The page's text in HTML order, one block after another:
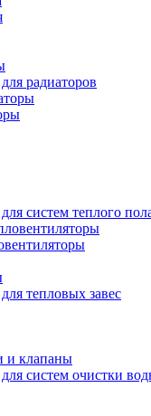
радиаторов
систем теплого
тепловых завес
и клапаны
систем очистки